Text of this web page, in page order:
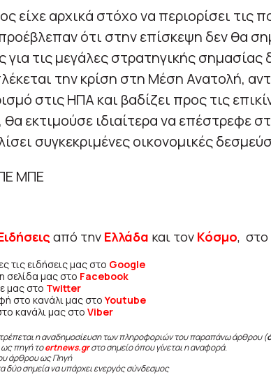
είχε αρχικά στόχο να περιορίσει τις
προέβλεπαν ότι στην επίσκεψη δεν θα
για τις μεγάλες στρατηγικής σημασίας
την κρίση στη Μέση Ανατολή,
στις ΗΠΑ και βαδίζει προς τις
θα εκτιμούσε ιδιαίτερα να επέστρεφε
συγκεκριμένες οικονομικές
ΜΠΕ
από την Ελλάδα και τον Κόσμο, στο
τις ειδήσεις μας στο Google
σελίδα μας στο Facebook
μας στο Twitter
στο κανάλι μας στοYoutube
κανάλι μας στο Viber
η αναδημοσίευση των πληροφοριών του παραπάνω άρθρου (
ως πηγή τοertnews.gr στο σημείο όπου γίνεται η αναφορά.
άρθρου ως Πηγή
δύο σημεία να υπάρχει ενεργός σύνδεσμος